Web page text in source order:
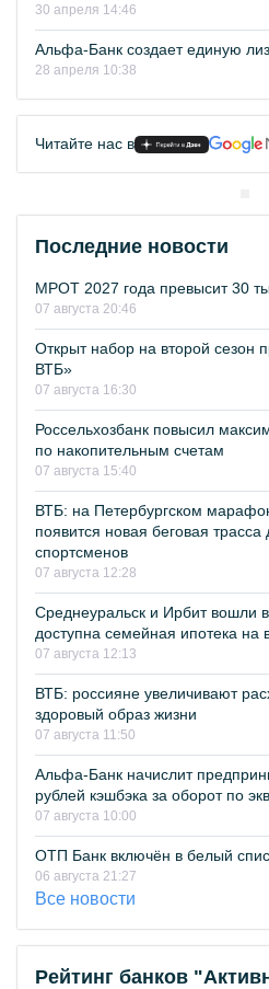
30 апреля 14:46
Альфа-Банк создает единую
28 апреля 10:38
Читайте нас в
Последние новости
МРОТ 2027 года превысит 30
07 августа 20:46
Открыт набор на второй
ВТБ»
07 августа 16:30
Россельхозбанк повысил
по накопительным счетам
07 августа 15:40
ВТБ: на Петербургском
появится новая беговая
спортсменов
07 августа 12:28
Среднеуральск и Ирбит вошли в
доступна семейная ипотека на
07 августа 12:13
ВТБ: россияне увеличивают
здоровый образ жизни
07 августа 11:50
Альфа-Банк начислит
рублей кэшбэка за оборот по
07 августа 10:00
ОТП Банк включён в белый
06 августа 21:27
Все новости
Рейтинг банков